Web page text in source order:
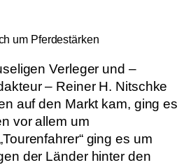
um Pferdestärken
Verleger und –
– Reiner H. Nitschke
auf den Markt kam, ging es
vor allem um
ging es um
der Länder hinter den